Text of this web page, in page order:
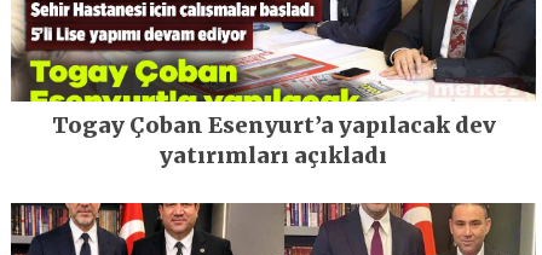
Togay Çoban Esenyurt’a yapılacak dev
yatırımları açıkladı